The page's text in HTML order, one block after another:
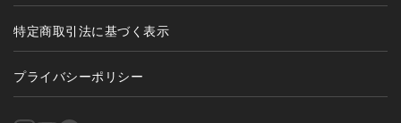
特定商取引法に基づく表示
プライバシーポリシー